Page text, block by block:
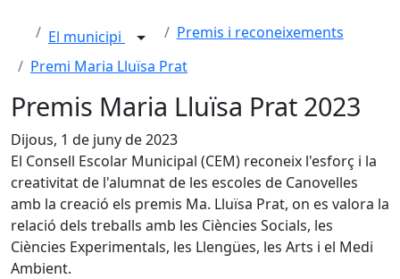
El municipi
Premis i reconeixements
Premi Maria Lluïsa Prat
Premis Maria Lluïsa Prat 2023
Dijous, 1 de juny de 2023
El Consell Escolar Municipal (CEM) reconeix l'esforç i la
creativitat de l'alumnat de les escoles de Canovelles
amb la creació els premis Ma. Lluïsa Prat, on es valora la
relació dels treballs amb les Ciències Socials, les
Ciències Experimentals, les Llengües, les Arts i el Medi
Ambient.